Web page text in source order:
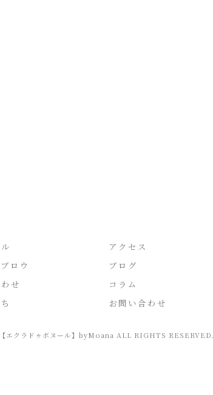
ロウ
せ
アクセス
ブログ
コラム
お問い合わせ
エクラドゥボヌール】byMoana ALL RIGHTS RESERVED.